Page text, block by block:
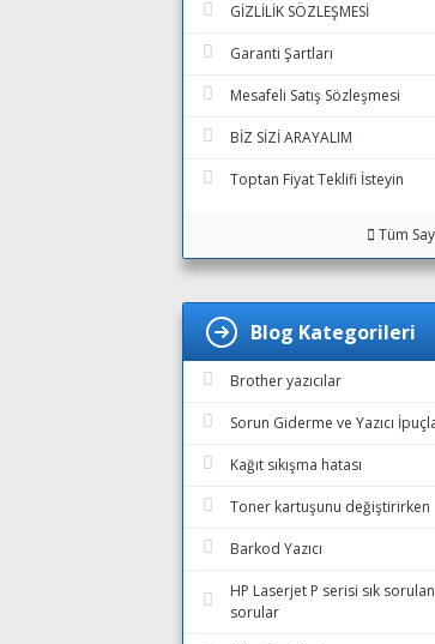
GİZLİLİK SÖZLEŞMESİ
Garanti Şartları
Mesafeli Satış Sözleşmesi
BİZ SİZİ ARAYALIM
Toptan Fiyat Teklifi İsteyin
Tüm
Blog Kategorileri
Brother yazıcılar
Sorun Giderme ve Yazıcı
Kağıt sıkışma hatası
Toner kartuşunu değiştirirken
Barkod Yazıcı
HP Laserjet P serisi sık sorulan
sorular